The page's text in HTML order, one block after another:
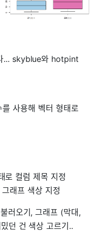
... skyblue와 hotpint
사용해 벡터 형태로
로 컬럼 제목 지정
래프 색상 지정
러오기, 그래프 (막대,
던 건 색상 고르기..